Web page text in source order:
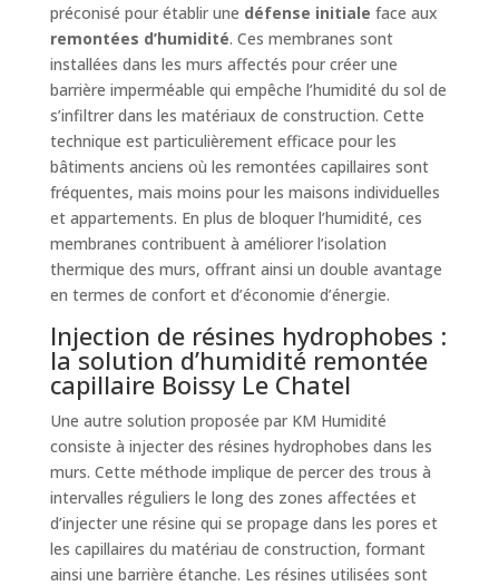
préconisé pour établir une défense initiale face aux
remontées d’humidité. Ces membranes sont
installées dans les murs affectés pour créer une
barrière imperméable qui empêche l’humidité du sol de
s’infiltrer dans les matériaux de construction. Cette
technique est particulièrement efficace pour les
bâtiments anciens où les remontées capillaires sont
fréquentes, mais moins pour les maisons individuelles
et appartements. En plus de bloquer l’humidité, ces
membranes contribuent à améliorer l’isolation
thermique des murs, offrant ainsi un double avantage
en termes de confort et d’économie d’énergie.
Injection de résines hydrophobes :
la solution d’humidité remontée
capillaire Boissy Le Chatel
Une autre solution proposée par KM Humidité
consiste à injecter des résines hydrophobes dans les
murs. Cette méthode implique de percer des trous à
intervalles réguliers le long des zones affectées et
d’injecter une résine qui se propage dans les pores et
les capillaires du matériau de construction, formant
ainsi une barrière étanche. Les résines utilisées sont